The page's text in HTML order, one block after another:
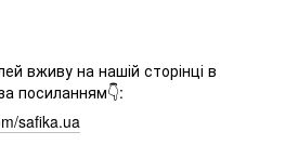
вживу на нашій сторінці в
посиланням👇:
safika.ua